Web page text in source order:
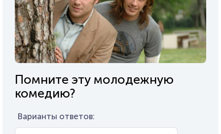
Помните эту молодежную
комедию?
Варианты ответов: